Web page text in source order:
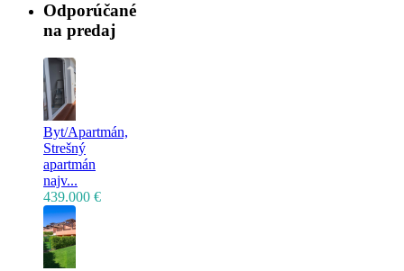
Odporúčané
na predaj
Byt/Apartmán,
Strešný
apartmán
najv...
439.000 €